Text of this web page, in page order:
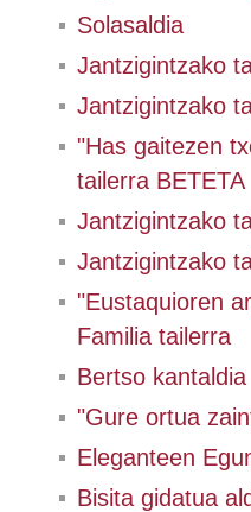
Solasaldia
Jantzigintzako
Jantzigintzako
"Has gaitezen
tailerra BETETA
Jantzigintzako
Jantzigintzako
"Eustaquioren
Familia tailerra
Bertso kantaldia
"Gure ortua
Eleganteen
Bisita gidatua